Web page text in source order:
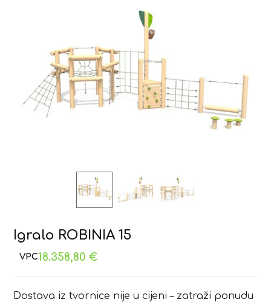
Igralo ROBINIA 15
18.358,80€
Dostava iz tvornice nije u cijeni – zatraži ponudu